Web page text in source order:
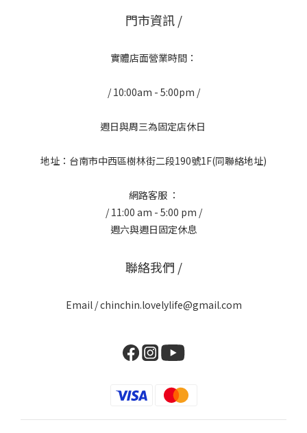
門市資訊 /
實體店面營業時間：
/ 10:00am - 5:00pm /
週日與周三為固定店休日
地址：台南市中西區樹林街二段190號1F(同聯絡地址)
網路客服 ：
/ 11:00 am - 5:00 pm /
週六與週日固定休息
聯絡我們 /
Email / chinchin.lovelylife@gmail.com